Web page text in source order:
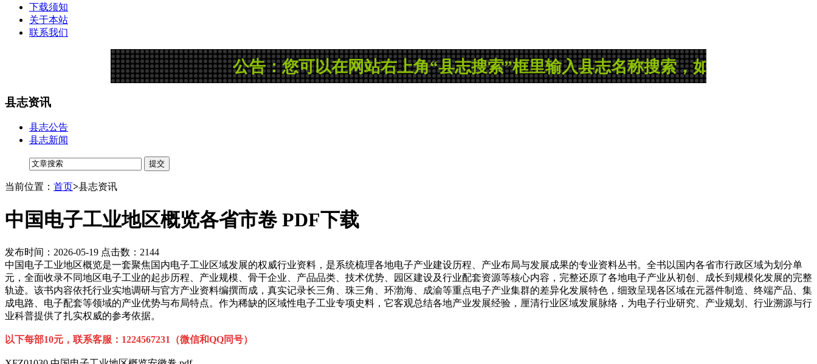
下载须知
关于本站
联系我们
公告：您可以在网站右上角“县志搜索”框里输入县志名称搜索，如果没有您所需
县志资讯
县志公告
县志新闻
当前位置： 首页>县志资讯
中国电子工业地区概览各省市卷 PDF下载
发布时间：2026-05-19 点击数：2144
中国电子工业地区概览是一套聚焦国内电子工业区域发展的权威行业资料，是系统梳理各地电子产业建设历程、产业布局与发展成果的专业资料丛书。全书以国内各省市行政区域为划分单
元，全面收录不同地区电子工业的起步历程、产业规模、骨干企业、产品品类、技术优势、园区建设及行业配套资源等核心内容，完整还原了各地电子产业从初创、成长到规模化发展的完整
轨迹。该书内容依托行业实地调研与官方产业资料编撰而成，真实记录长三角、珠三角、环渤海、成渝等重点电子产业集群的差异化发展特色，细致呈现各区域在元器件制造、终端产品、集
成电路、电子配套等领域的产业优势与布局特点。作为稀缺的区域性电子工业专项史料，它客观总结各地产业发展经验，厘清行业区域发展脉络，为电子行业研究、产业规划、行业溯源与行
业科普提供了扎实权威的参考依据。
以下每部10元，联系客服：1224567231（微信和QQ同号）